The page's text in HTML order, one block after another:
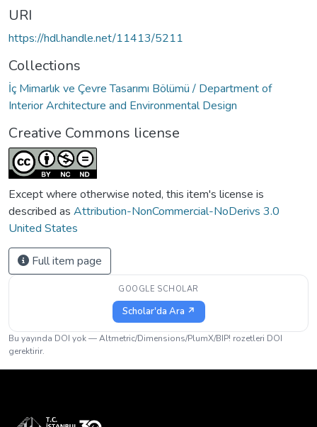
URI
https://hdl.handle.net/11413/5211
Collections
İç Mimarlık ve Çevre Tasarımı Bölümü / Department of
Interior Architecture and Environmental Design
Creative Commons license
Except where otherwise noted, this item's license is
described as Attribution-NonCommercial-NoDerivs 3.0
United States
Full item page
GOOGLE SCHOLAR
Scholar'da Ara ↗
Bu yayında DOI yok — Altmetric/Dimensions/PlumX/BIP! rozetleri DOI
gerektirir.